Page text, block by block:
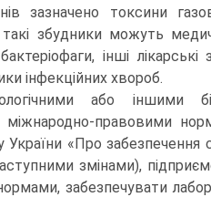
зазначено токсини
збудники можуть
інші
інфекційних хвороб.
або іншими
правовими
«Про забезпечення
змінами),
забезпечувати